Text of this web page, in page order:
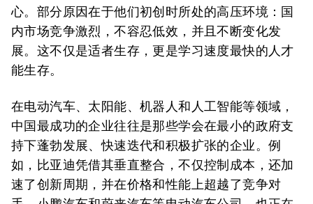
心。部分原因在于他们初创时所处的高压环境：国
内市场竞争激烈，不容忍低效，并且不断变化发
展。这不仅是适者生存，更是学习速度最快的人才
能生存。
在电动汽车、太阳能、机器人和人工智能等领域，
中国最成功的企业往往是那些学会在最小的政府支
持下蓬勃发展、快速迭代和积极扩张的企业。例
如，比亚迪凭借其垂直整合，不仅控制成本，还加
速了创新周期，并在价格和性能上超越了竞争对